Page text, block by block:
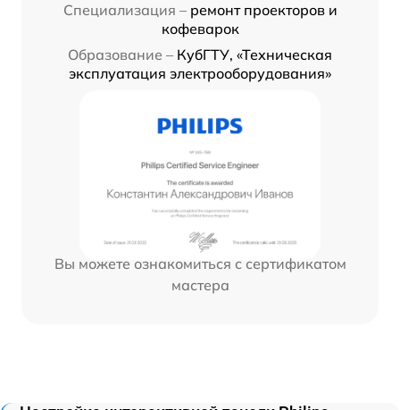
Специализация – ремонт проекторов и
кофеварок
Образование – КубГТУ, «Техническая
эксплуатация электрооборудования»
Вы можете ознакомиться с сертификатом
мастера